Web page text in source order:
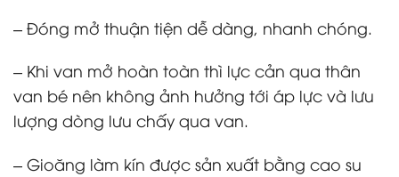
– Đóng mở thuận tiện dễ dàng, nhanh chóng.
– Khi van mở hoàn toàn thì lực cản qua thân
van bé nên không ảnh hưởng tới áp lực và lưu
lượng dòng lưu chấy qua van.
– Gioăng làm kín được sản xuất bằng cao su